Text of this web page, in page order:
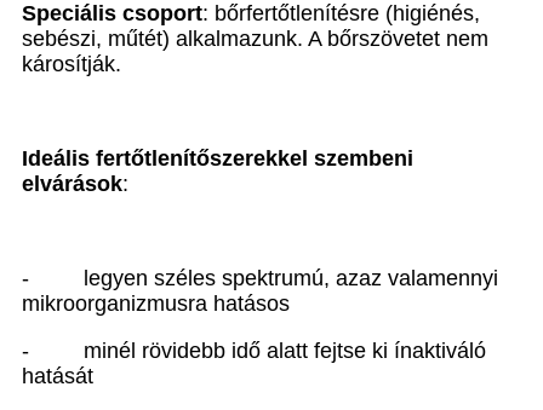
Speciális csoport: bőrfertőtlenítésre (higiénés,
sebészi, műtét) alkalmazunk. A bőrszövetet nem
károsítják.
Ideális fertőtlenítőszerekkel szembeni
elvárások:
-
legyen széles spektrumú, azaz valamennyi
mikroorganizmusra hatásos
-
minél rövidebb idő alatt fejtse ki ínaktiváló
hatását